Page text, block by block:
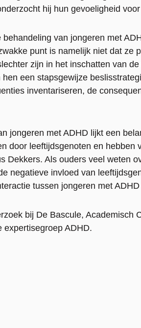
hij hun gevoeligheid
van jongeren met
punt is namelijk niet dat ze
zijn in het inschatten van
een stapsgewijze
inventariseren, de
jongeren met ADHD lijkt een
door leeftijdsgenoten en hebben
Dekkers. Als ouders veel weten
negatieve invloed van
tussen jongeren met
bij De Bascule, Academisch
expertisegroep ADHD.